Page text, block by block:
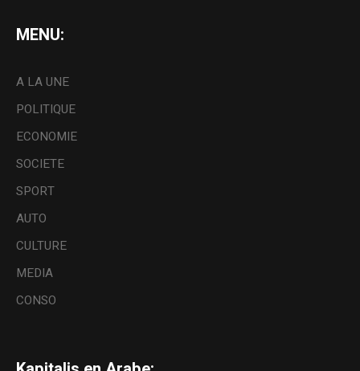
MENU:
A LA UNE
POLITIQUE
ECONOMIE
SOCIETE
SPORT
AUTO
CULTURE
MEDIA
CONSO